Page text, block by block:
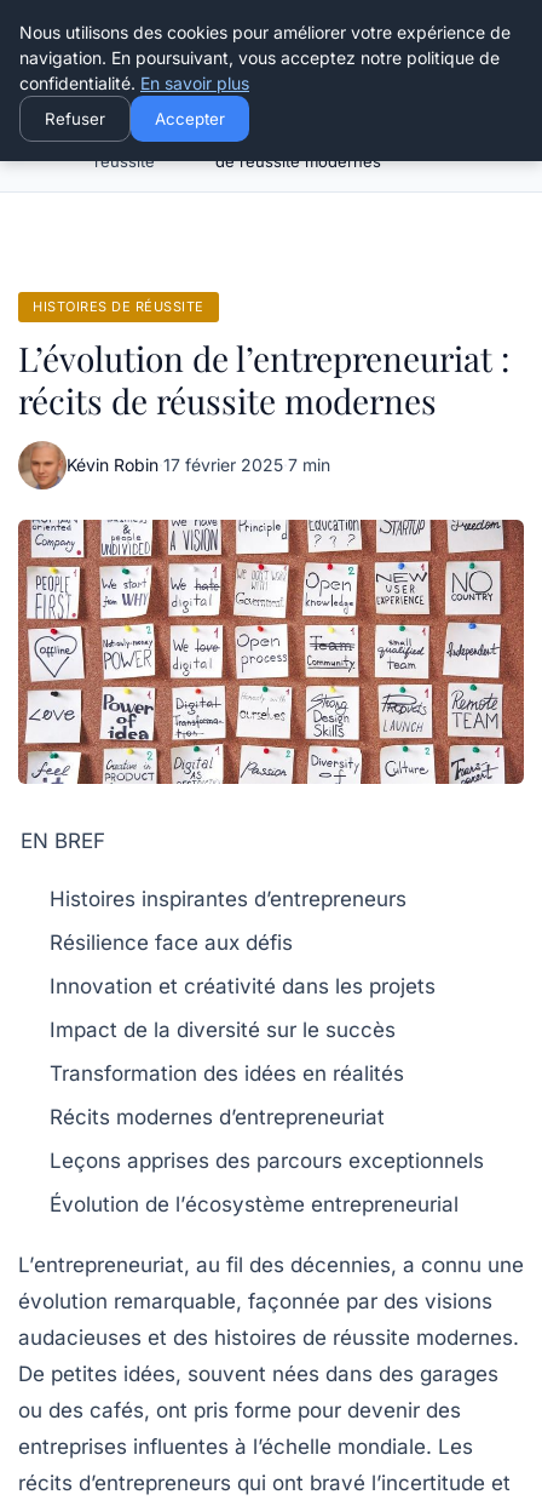
Henry Panky
Histoires de
réussite
L’évolution de l’entrepreneuriat : récits
de réussite modernes
HISTOIRES DE RÉUSSITE
L’évolution de l’entrepreneuriat :
récits de réussite modernes
Kévin Robin·17 février 2025·7 min
EN BREF
Histoires inspirantes d’entrepreneurs
Résilience face aux défis
Innovation et créativité dans les projets
Impact de la diversité sur le succès
Transformation des idées en réalités
Récits modernes d’entrepreneuriat
Leçons apprises des parcours exceptionnels
Évolution de l’écosystème entrepreneurial
L’entrepreneuriat, au fil des décennies, a connu une
évolution remarquable, façonnée par des visions
audacieuses et des histoires de réussite modernes.
De petites idées, souvent nées dans des garages
ou des cafés, ont pris forme pour devenir des
entreprises influentes à l’échelle mondiale. Les
récits d’entrepreneurs qui ont bravé l’incertitude et
Nous utilisons des cookies pour améliorer votre expérience de
navigation. En poursuivant, vous acceptez notre politique de
confidentialité. En savoir plus
Refuser Accepter